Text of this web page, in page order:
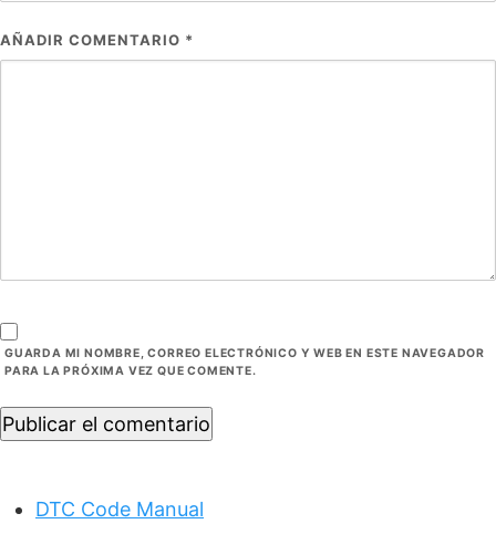
AÑADIR COMENTARIO *
GUARDA MI NOMBRE, CORREO ELECTRÓNICO Y WEB EN ESTE NAVEGADOR
PARA LA PRÓXIMA VEZ QUE COMENTE.
Publicar el comentario
DTC Code Manual